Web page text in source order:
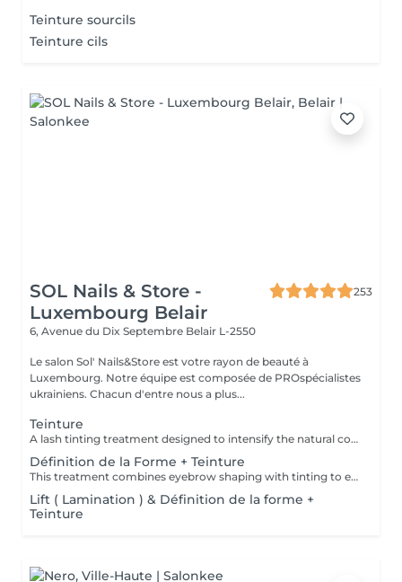
Teinture sourcils
Teinture cils
SOL Nails & Store -
Luxembourg Belair
253
6, Avenue du Dix Septembre Belair L-2550
Le salon Sol' Nails&Store est votre rayon de beauté à
Luxembourg. Notre équipe est composée de PROspécialistes
ukrainiens. Chacun d'entre nous a plus...
Teinture
A lash tinting treatment designed to intensify the natural color of the eyelashes, making them appear darker and more noticeable without mascara. Result: more defined, visible lashes with a natural effect. Recommended frequency: every 3 to 5 weeks.
Définition de la Forme + Teinture
This treatment combines eyebrow shaping with tinting to enhance both the structure and color of the brows. It is ideal for creating a fuller, more defined appearance while keeping the result natural and harmonious. Result: beautifully shaped brows with more depth, definition and visibility. Recommended frequency: every 3 to 4 weeks.
Lift ( Lamination ) & Définition de la forme +
Teinture